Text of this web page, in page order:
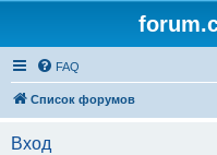
FAQ
Список форумов
Вход